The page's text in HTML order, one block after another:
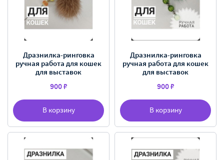
В корзину
Дразнилка-ринговка
ручная работа для кошек
для выставок
900 ₽
В корзину
Дразнилка-ринговка
ручная работа для кошек
для выставок
900 ₽